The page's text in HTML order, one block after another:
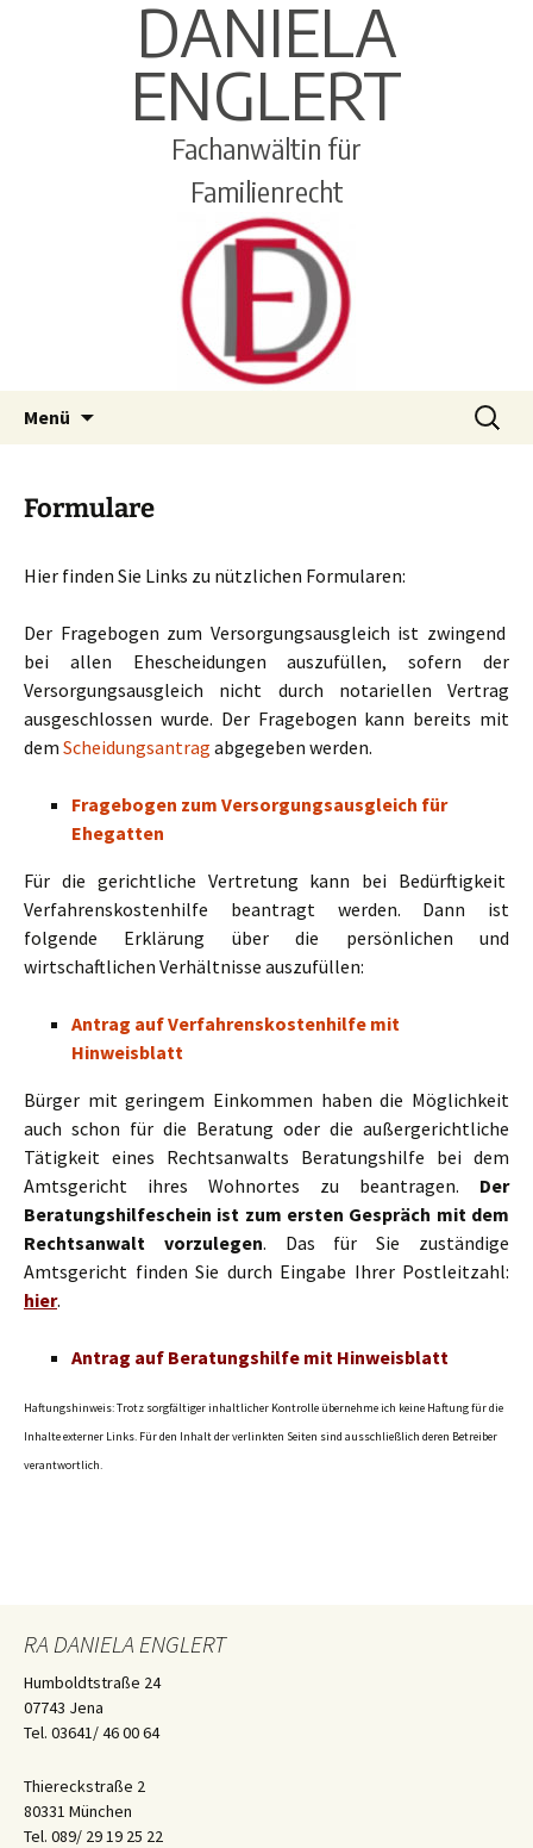
DANIELA
ENGLERT
Fachanwältin für
Familienrecht
Menü
Suchen
nach:
Formulare
Hier finden Sie Links zu nützlichen Formularen:
Der Fragebogen zum Versorgungsausgleich ist zwingend
bei allen Ehescheidungen auszufüllen, sofern der
Versorgungsausgleich nicht durch notariellen Vertrag
ausgeschlossen wurde. Der Fragebogen kann bereits mit
dem Scheidungsantrag abgegeben werden.
Fragebogen zum Versorgungsausgleich für
Ehegatten
Für die gerichtliche Vertretung kann bei Bedürftigkeit
Verfahrenskostenhilfe beantragt werden. Dann ist
folgende Erklärung über die persönlichen und
wirtschaftlichen Verhältnisse auszufüllen:
Antrag auf Verfahrenskostenhilfe mit
Hinweisblatt
Bürger mit geringem Einkommen haben die Möglichkeit
auch schon für die Beratung oder die außergerichtliche
Tätigkeit eines Rechtsanwalts Beratungshilfe bei dem
Amtsgericht ihres Wohnortes zu beantragen. Der
Beratungshilfeschein ist zum ersten Gespräch mit dem
Rechtsanwalt vorzulegen. Das für Sie zuständige
Amtsgericht finden Sie durch Eingabe Ihrer Postleitzahl:
hier.
Antrag auf Beratungshilfe mit Hinweisblatt
Haftungshinweis: Trotz sorgfältiger inhaltlicher Kontrolle übernehme ich keine Haftung für die
Inhalte externer Links. Für den Inhalt der verlinkten Seiten sind ausschließlich deren Betreiber
verantwortlich.
RA DANIELA ENGLERT
Humboldtstraße 24
07743 Jena
Tel. 03641/ 46 00 64
Thiereckstraße 2
80331 München
Tel. 089/ 29 19 25 22